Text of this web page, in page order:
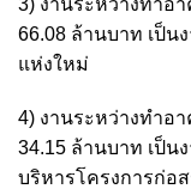
66.08 ล้านบาท เป็
แห่งใหม่
4) งานระหว่างทำอ
34.15 ล้านบาท เป็
บริหารโครงการก่อ